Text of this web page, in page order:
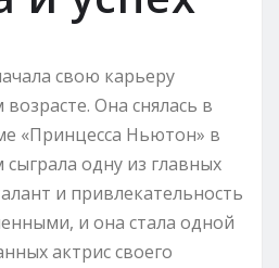
свою карьеру
Она снялась в
«Принцесса Ньютон» в
сыграла одну из главных
и привлекательность
и она стала одной
актрис своего